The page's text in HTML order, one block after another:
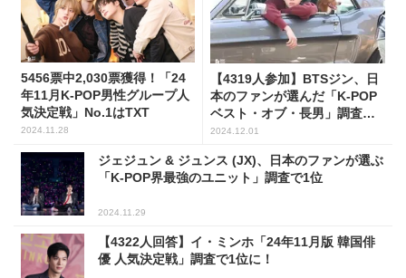
5456票中2,030票獲得！「24
年11月K-POP男性グループ人
気決定戦」No.1はTXT
2024.11.28
【4319人参加】BTSジン、日
本のファンが選んだ「K-POP
ベスト・オブ・長男」調査で
１い
2024.12.01
ジェジュン & ジュンス (JX)、日本のファンが選ぶ
「K-POP界最強のユニット」調査で1位
2024.11.29
【4322人回答】イ・ミンホ「24年11月版 韓国俳
優 人気決定戦」調査で1位に！